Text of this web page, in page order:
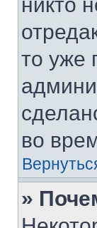
то уже
во
»